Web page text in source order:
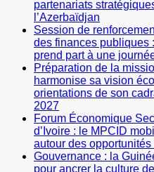
partenariats
l’Azerbaïdjan
Session de
des finances publiques
prend part à une
Préparation de la
harmonise sa vision
orientations de son
2027
Forum Économique
d’Ivoire : le MPCID
autour des
Gouvernance : la
pour ancrer la culture